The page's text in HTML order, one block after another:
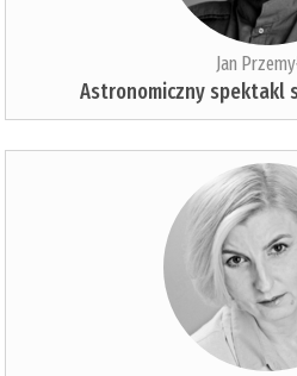
Jan
Astronomiczny spektakl